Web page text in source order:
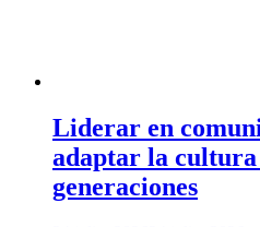
Liderar en
adaptar la cultura
generaciones